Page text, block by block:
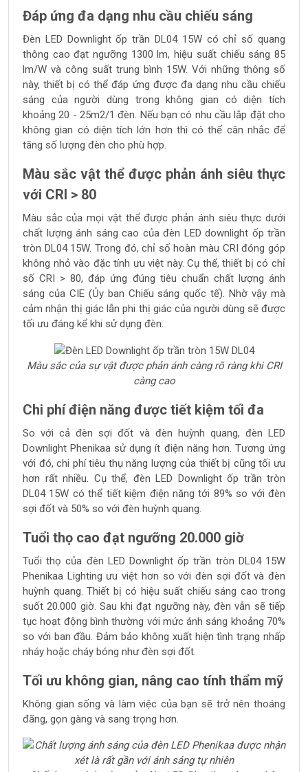
Đáp ứng đa dạng nhu cầu chiếu sáng
Đèn LED Downlight ốp trần DL04 15W có chỉ số quang
thông cao đạt ngưỡng 1300 lm, hiệu suất chiếu sáng 85
lm/W và công suất trung bình 15W. Với những thông số
này, thiết bị có thể đáp ứng được đa dạng nhu cầu chiếu
sáng của người dùng trong không gian có diện tích
khoảng 20 - 25m2/1 đèn. Nếu bạn có nhu cầu lắp đặt cho
không gian có diện tích lớn hơn thì có thể cân nhắc để
tăng số lượng đèn cho phù hợp.
Màu sắc vật thể được phản ánh siêu thực
với CRI > 80
Màu sắc của mọi vật thể được phản ánh siêu thực dưới
chất lượng ánh sáng cao của đèn LED downlight ốp trần
tròn DL04 15W. Trong đó, chỉ số hoàn màu CRI đóng góp
không nhỏ vào đặc tính ưu việt này. Cụ thể, thiết bị có chỉ
số CRI > 80, đáp ứng đúng tiêu chuẩn chất lượng ánh
sáng của CIE (Ủy ban Chiếu sáng quốc tế). Nhờ vậy mà
cảm nhận thị giác lẫn phi thị giác của người dùng sẽ được
tối ưu đáng kể khi sử dụng đèn.
Màu sắc của sự vật được phản ánh càng rõ ràng khi CRI
càng cao
Chi phí điện năng được tiết kiệm tối đa
So với cả đèn sợi đốt và đèn huỳnh quang, đèn LED
Downlight Phenikaa sử dụng ít điện năng hơn. Tương ứng
với đó, chi phí tiêu thụ năng lượng của thiết bị cũng tối ưu
hơn rất nhiều. Cụ thể, đèn LED Downlight ốp trần tròn
DL04 15W có thể tiết kiệm điện năng tới 89% so với đèn
sợi đốt và 50% so với đèn huỳnh quang.
Tuổi thọ cao đạt ngưỡng 20.000 giờ
Tuổi thọ của đèn LED Downlight ốp trần tròn DL04 15W
Phenikaa Lighting ưu việt hơn so với đèn sợi đốt và đèn
huỳnh quang. Thiết bị có hiệu suất chiếu sáng cao trong
suốt 20.000 giờ. Sau khi đạt ngưỡng này, đèn vẫn sẽ tiếp
tục hoạt động bình thường với mức ánh sáng khoảng 70%
so với ban đầu. Đảm bảo không xuất hiện tình trạng nhấp
nháy hoặc cháy bóng như đèn sợi đốt.
Tối ưu không gian, nâng cao tính thẩm mỹ
Không gian sống và làm việc của bạn sẽ trở nên thoáng
đãng, gọn gàng và sang trọng hơn.